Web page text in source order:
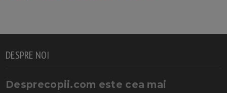
DESPRE NOI
Desprecopii.com este cea mai